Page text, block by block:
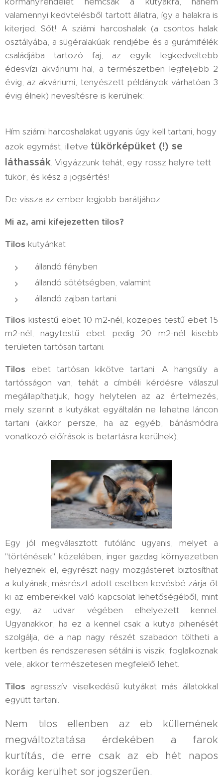
valamennyi kedvtelésből tartott állatra, így a halakra is
kiterjed. Sőt! A sziámi harcoshalak (a csontos halak
osztályába, a sügéralakúak rendjébe és a gurámifélék
családjába tartozó faj, az egyik legkedveltebb
édesvízi akváriumi hal, a természetben legfeljebb 2
évig, az akváriumi, tenyészett példányok várhatóan 3
évig élnek) nevesítésre is kerülnek:
Hím sziámi harcoshalakat ugyanis úgy kell tartani, hogy
azok egymást, illetve tükörképüket (!) se
láthassák. Vigyázzunk tehát, egy rossz helyre tett
tükör, és kész a jogsértés!
De vissza az ember legjobb barátjához.
Mi az, ami kifejezetten tilos?
Tilos kutyánkat
állandó fényben
állandó sötétségben, valamint
állandó zajban tartani.
Tilos kistestű ebet 10 m2-nél, közepes testű ebet 15
m2-nél, nagytestű ebet pedig 20 m2-nél kisebb
területen tartósan tartani.
Tilos ebet tartósan kikötve tartani. A hangsúly a
tartósságon van, tehát a címbéli kérdésre válaszul
megállapíthatjuk, hogy helytelen az az értelmezés,
mely szerint a kutyákat egyáltalán ne lehetne láncon
tartani (akkor persze, ha az egyéb, bánásmódra
vonatkozó előírások is betartásra kerülnek).
Egy jól megválasztott futólánc ugyanis, melyet a
"történések" közelében, inger gazdag környezetben
helyeznek el, egyrészt nagy mozgásteret biztosíthat
a kutyának, másrészt adott esetben kevésbé zárja őt
ki az emberekkel való kapcsolat lehetőségéből, mint
egy, az udvar végében elhelyezett kennel.
Ugyanakkor, ha ez a kennel csak a kutya pihenését
szolgálja, de a nap nagy részét szabadon töltheti a
kertben és rendszeresen sétálni is viszik, foglalkoznak
vele, akkor természetesen megfelelő lehet.
Tilos agresszív viselkedésű kutyákat más állatokkal
együtt tartani.
Nem tilos ellenben az eb küllemének
megváltoztatása érdekében a farok
kurtítás, de erre csak az eb hét napos
koráig kerülhet sor jogszerűen.